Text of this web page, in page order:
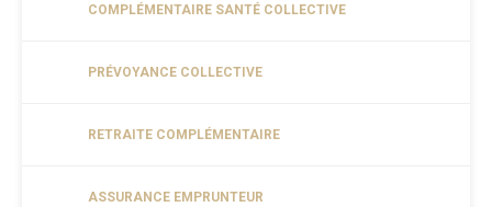
COMPLÉMENTAIRE SANTÉ COLLECTIVE
PRÉVOYANCE COLLECTIVE
RETRAITE COMPLÉMENTAIRE
ASSURANCE EMPRUNTEUR